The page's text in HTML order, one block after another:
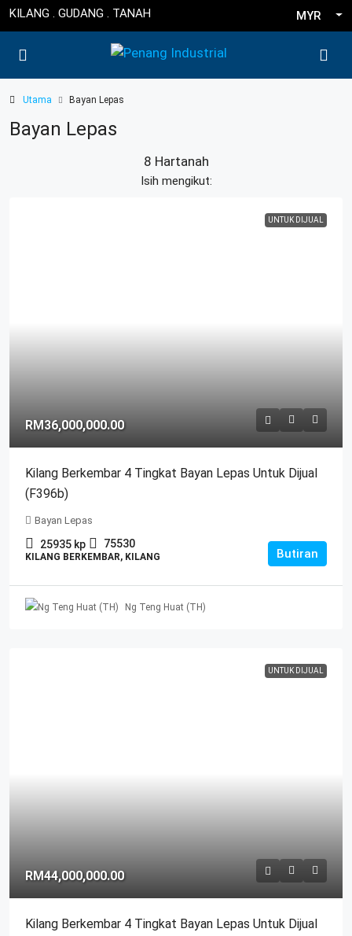
KILANG . GUDANG . TANAH MYR
Utama Bayan Lepas
Bayan Lepas
8 Hartanah
Isih mengikut:
UNTUK DIJUAL
RM36,000,000.00
Kilang Berkembar 4 Tingkat Bayan Lepas Untuk Dijual
(F396b)
Bayan Lepas
25935 kp 75530
KILANG BERKEMBAR, KILANG Butiran
Ng Teng Huat (TH)
UNTUK DIJUAL
RM44,000,000.00
Kilang Berkembar 4 Tingkat Bayan Lepas Untuk Dijual